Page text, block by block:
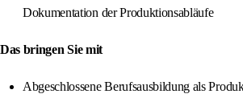
Dokumentation der Produktionsabläufe
Das bringen Sie mit
Abgeschlossene Berufsausbildung als